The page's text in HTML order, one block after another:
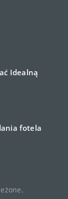
Idealną
fotela